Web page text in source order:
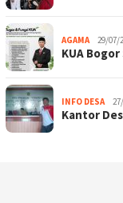
AGAMA 29/07/
KUA
INFO DESA
Kantor